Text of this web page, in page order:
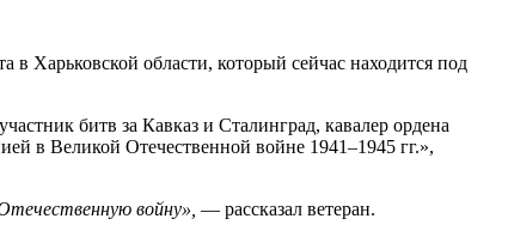
Харьковской области, который сейчас находится под
битв за Кавказ и Сталинград, кавалер ордена
в Великой Отечественной войне 1941–1945 гг.»,
войну», — рассказал ветеран.